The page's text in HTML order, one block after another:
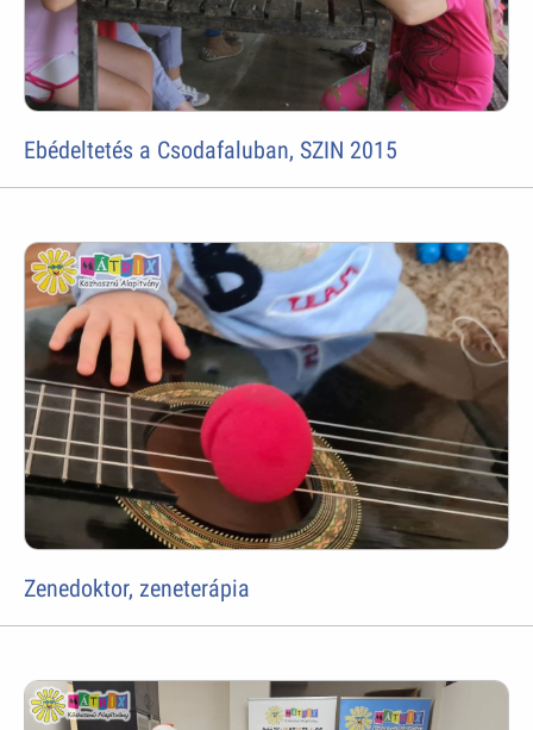
Ebédeltetés a Csodafaluban, SZIN 2015
Zenedoktor, zeneterápia